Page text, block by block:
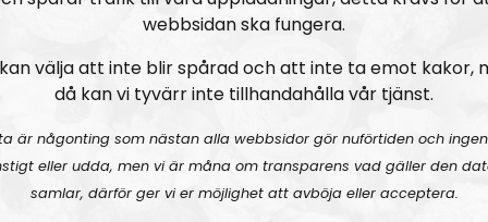
w
n
A
URKULT #25 ft. Fredrik Vejdeland:Hail and kill – en hyllning till Manowar
URKULT #24:Hata mer – känga ner: en hyllning till Jocke Karlsson
webbsidan ska fungera.
välja att inte blir spårad och att inte ta emot kakor,
då kan vi tyvärr inte tillhandahålla vår tjänst.
är någonting som nästan alla webbsidor gör nuförtiden och
eller udda, men vi är måna om transparens vad gäller den
samlar, därför ger vi er möjlighet att avböja eller acceptera.